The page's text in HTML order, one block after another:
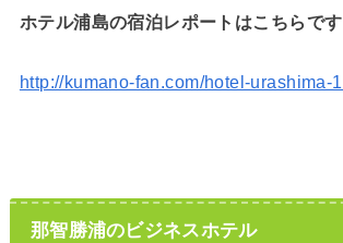
ホテル浦島の宿泊レポートはこちらです
http://kumano-fan.com/hotel-urashima-
那智勝浦のビジネスホテル